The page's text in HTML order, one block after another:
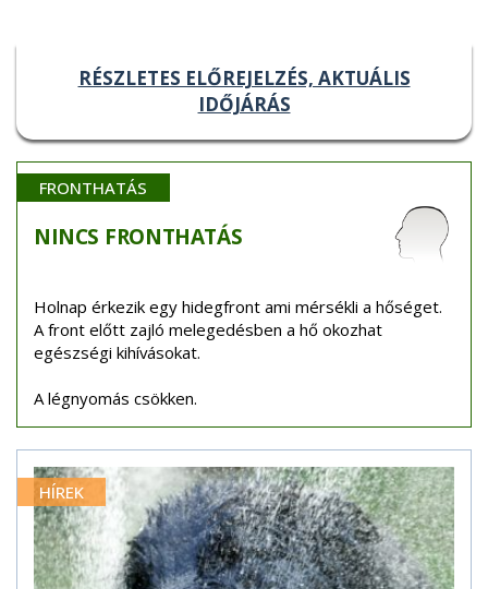
RÉSZLETES ELŐREJELZÉS, AKTUÁLIS
IDŐJÁRÁS
FRONTHATÁS
NINCS FRONTHATÁS
Holnap érkezik egy hidegfront ami mérsékli a hőséget.
A front előtt zajló melegedésben a hő okozhat
egészségi kihívásokat.
A légnyomás csökken.
HÍREK